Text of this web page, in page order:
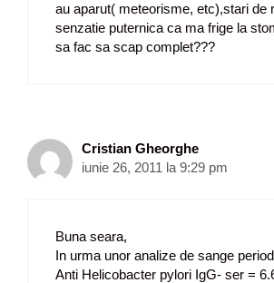
au aparut( meteorisme, etc),stari de
senzatie puternica ca ma frige la
sa fac sa scap complet???
Cristian Gheorghe
iunie 26, 2011 la 9:29 pm
Buna seara,
In urma unor analize de sange
Anti Helicobacter pylori IgG- ser =